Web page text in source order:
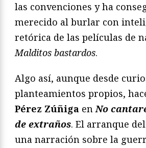
las convenciones y ha
merecido al burlar con
retórica de las películas de
Malditos bastardos.
Algo así, aunque desde
planteamientos propios,
Pérez Zúñiga enNo
de extraños. El arranque
una narración sobre la